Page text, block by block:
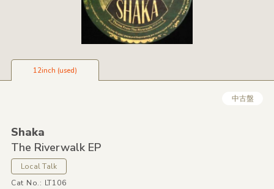
12inch (used)
中古盤
Shaka
The Riverwalk EP
Local Talk
Cat No.: LT106